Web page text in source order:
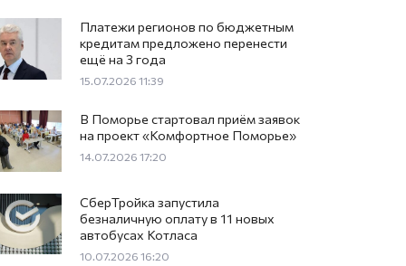
раут
на выходных 28-29
10:47
15.07.2026 11:39
Платежи регионов по бюджетным
кредитам предложено перенести
ещё на 3 года
14.07.2026 17:20
В Поморье стартовал приём заявок
на проект «Комфортное Поморье»
10.07.2026 16:20
СберТройка запустила
безналичную оплату в 11 новых
автобусах Котласа